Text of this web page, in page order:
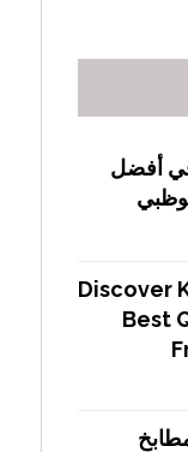
أفضل
Discover
Best